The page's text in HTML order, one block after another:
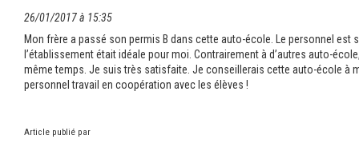
26/01/2017 à 15:35
Mon frère a passé son permis B dans cette auto-école. Le personnel est
l’établissement était idéale pour moi. Contrairement à d’autres auto-
même temps. Je suis très satisfaite. Je conseillerais cette auto-école à
personnel travail en coopération avec les élèves !
Article publié par